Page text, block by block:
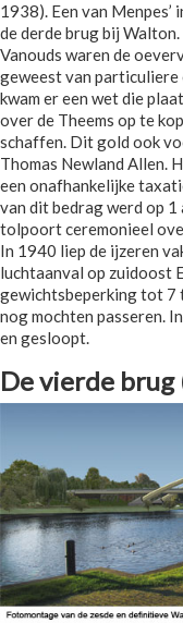
1938). Een van Menpes’
de derde brug bij Walton.
Vanouds waren de
geweest van
kwam er een wet die
over de Theems op te
schaffen. Dit gold ook
Thomas Newland Allen.
een onafhankelijke
van dit bedrag werd op
tolpoort ceremonieel
In 1940 liep de ijzeren
luchtaanval op zuidoost
gewichtsbeperking tot 7
nog mochten passeren.
en gesloopt.
De vierde